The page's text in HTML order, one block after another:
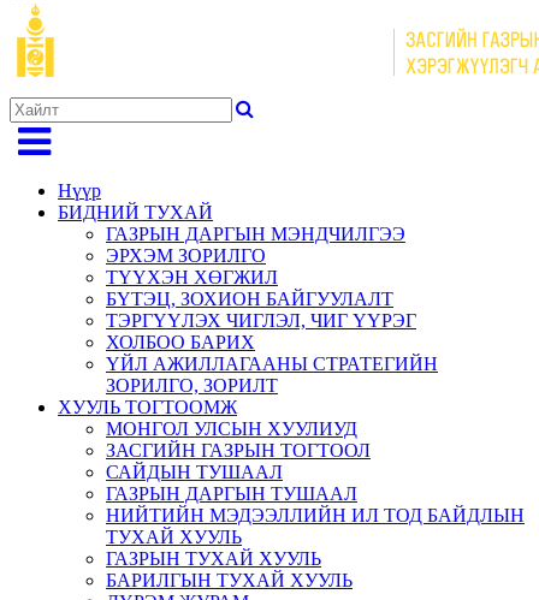
Нүүр
БИДНИЙ ТУХАЙ
ГАЗРЫН ДАРГЫН МЭНДЧИЛГЭЭ
ЭРХЭМ ЗОРИЛГО
ТҮҮХЭН ХӨГЖИЛ
БҮТЭЦ, ЗОХИОН БАЙГУУЛАЛТ
ТЭРГҮҮЛЭХ ЧИГЛЭЛ, ЧИГ ҮҮРЭГ
ХОЛБОО БАРИХ
ҮЙЛ АЖИЛЛАГААНЫ СТРАТЕГИЙН
ЗОРИЛГО, ЗОРИЛТ
ХУУЛЬ ТОГТООМЖ
МОНГОЛ УЛСЫН ХУУЛИУД
ЗАСГИЙН ГАЗРЫН ТОГТООЛ
САЙДЫН ТУШААЛ
ГАЗРЫН ДАРГЫН ТУШААЛ
НИЙТИЙН МЭДЭЭЛЛИЙН ИЛ ТОД БАЙДЛЫН
ТУХАЙ ХУУЛЬ
ГАЗРЫН ТУХАЙ ХУУЛЬ
БАРИЛГЫН ТУХАЙ ХУУЛЬ